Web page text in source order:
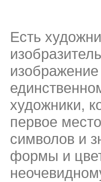
Есть
художники,
первое
символов и
формы и